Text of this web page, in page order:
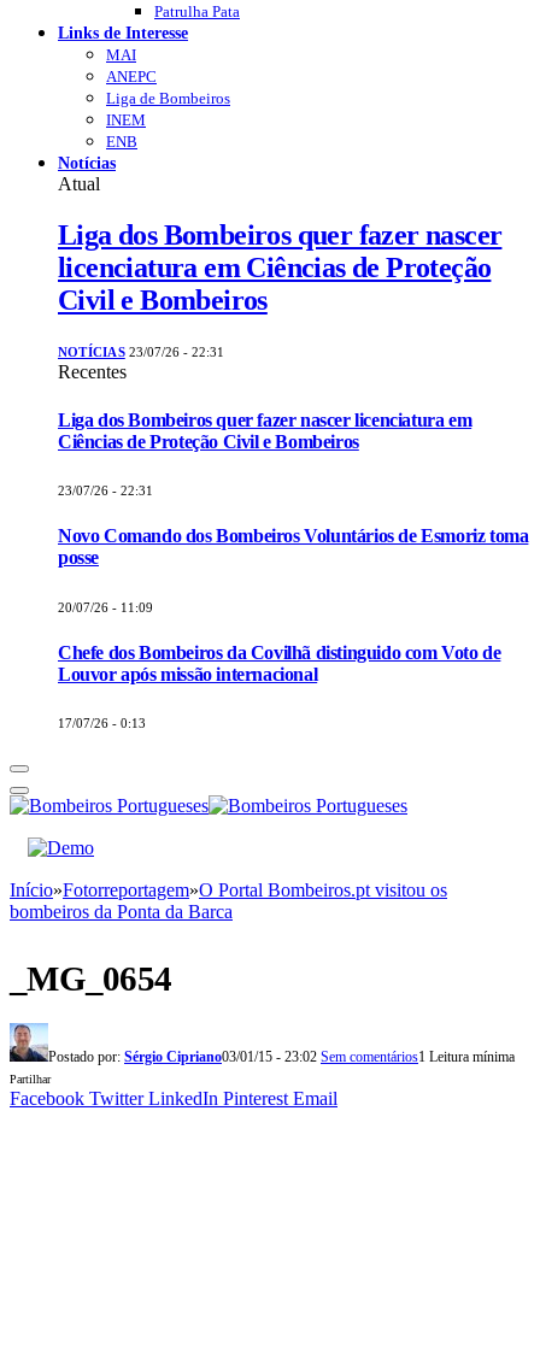
Patrulha Pata
Links de Interesse
MAI
ANEPC
Liga de Bombeiros
INEM
ENB
Notícias
Atual
Liga dos Bombeiros quer fazer nascer
licenciatura em Ciências de Proteção
Civil e Bombeiros
NOTÍCIAS 23/07/26 - 22:31
Recentes
Liga dos Bombeiros quer fazer nascer licenciatura em
Ciências de Proteção Civil e Bombeiros
23/07/26 - 22:31
Novo Comando dos Bombeiros Voluntários de Esmoriz toma
posse
20/07/26 - 11:09
Chefe dos Bombeiros da Covilhã distinguido com Voto de
Louvor após missão internacional
17/07/26 - 0:13
Início»Fotorreportagem»O Portal Bombeiros.pt visitou os
bombeiros da Ponta da Barca
_MG_0654
Postado por: Sérgio Cipriano03/01/15 - 23:02 Sem comentários1 Leitura mínima
Partilhar
Facebook Twitter LinkedIn Pinterest Email